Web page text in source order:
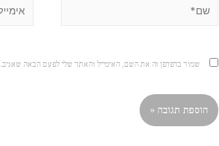
שמור בדפדפן זה את השם, האימייל והאתר שלי לפעם הבאה שאגיב.